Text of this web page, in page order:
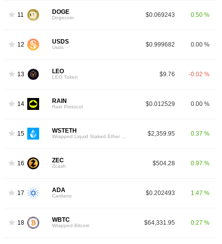
11 DOGE
Dogecoin $0.069243 0.50 %
12 USDS
Usds $0.999682 0.00 %
13 LEO
LEO Token $9.76 -0.02 %
14 RAIN
Rain Protocol $0.012529 0.00 %
15 WSTETH $2,359.95 0.37 %
16 ZEC
Zcash $504.28 0.97 %
17 ADA
Cardano $0.202493 1.47 %
18 WBTC
Wrapped Bitcoin $64,331.95 0.27 %